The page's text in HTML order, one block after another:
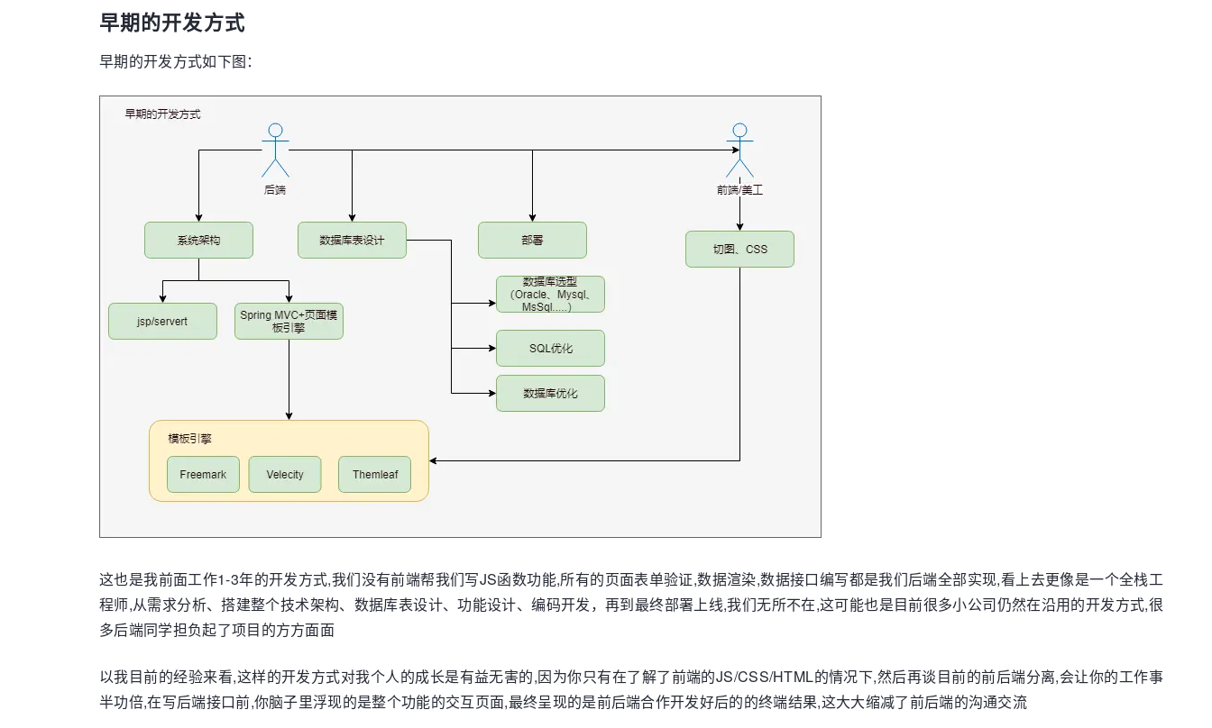
早期的开发方式
早期的开发方式如下图：
这也是我前面工作1-3年的开发方式,我们没有前端帮我们写JS函数功能,所有的页面表单验证,数据渲染,数据接口编写都是我们后端全部实现,看上去更像是一个全栈工
程师,从需求分析、搭建整个技术架构、数据库表设计、功能设计、编码开发，再到最终部署上线,我们无所不在,这可能也是目前很多小公司仍然在沿用的开发方式,很
多后端同学担负起了项目的方方面面
以我目前的经验来看,这样的开发方式对我个人的成长是有益无害的,因为你只有在了解了前端的JS/CSS/HTML的情况下,然后再谈目前的前后端分离,会让你的工作事
半功倍,在写后端接口前,你脑子里浮现的是整个功能的交互页面,最终呈现的是前后端合作开发好后的的终端结果,这大大缩减了前后端的沟通交流